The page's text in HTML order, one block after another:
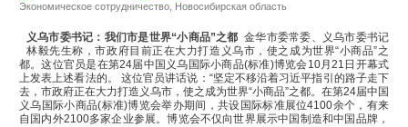
Экономическое сотрудничество Новосибирская область
义乌市委书记：我们市是世界“小商品”之都 金华市委常委、义乌市委书记
林毅先生称，市政府目前正在大力打造义乌市，使之成为世界“小商品”之
都。这位官员是在第24届中国义乌国际小商品(标准)博览会10月21日开幕式
上发表上述看法的。 这位官员讲话说：“坚定不移沿着习近平指引的路子走下
去，市政府正在大力打造义乌市，使之成为世界“小商品”之都。在第24届中国
义乌国际小商品(标准)博览会举办期间，共设国际标准展位4100余个，有来
自国内外2100多家企业参展。博览会不仅向世界展示中国制造和中国品牌，